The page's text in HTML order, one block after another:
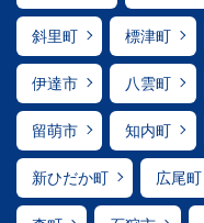
斜里町 標津町
伊達市 八雲町
留萌市 知内町
新ひだか町 広尾町